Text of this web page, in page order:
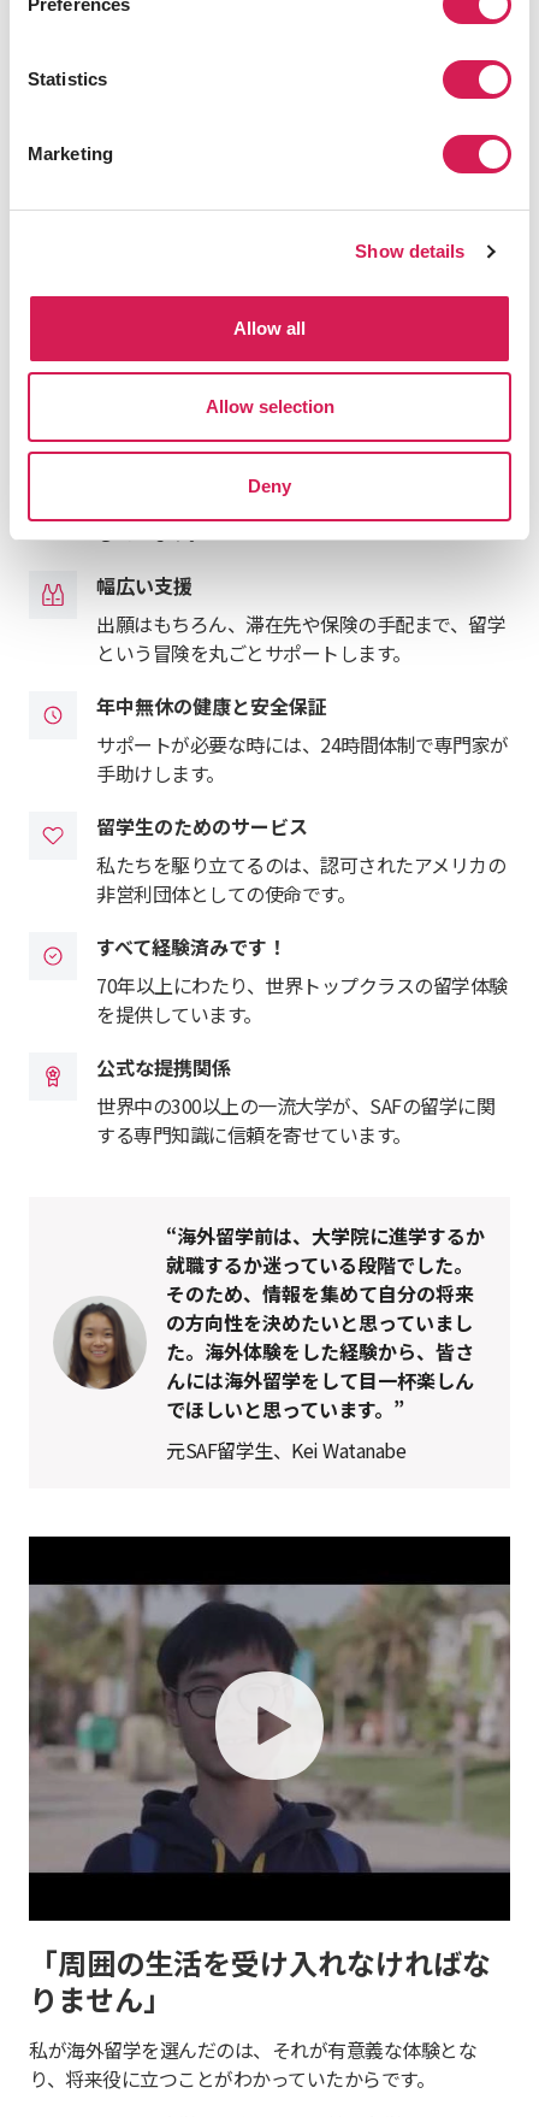
Statistics
Marketing
Show details
Allow all
Allow selection
Deny
SAFの学生が得られるメリット
留学生の目的地と留学先大学を徹底的に知り尽く
幅広い支援
出願はもちろん、滞在先や保険の手配まで、留学
という冒険を丸ごとサポートします。
年中無休の健康と安全保証
サポートが必要な時には、24時間体制で専門家が
手助けします。
留学生のためのサービス
私たちを駆り立てるのは、認可されたアメリカの
非営利団体としての使命です。
すべて経験済みです！
70年以上にわたり、世界トップクラスの留学体験
を提供しています。
公式な提携関係
世界中の300以上の一流大学が、SAFの留学に関
する専門知識に信頼を寄せています。
“海外留学前は、大学院に進学するか
就職するか迷っている段階でした。
そのため、情報を集めて自分の将来
の方向性を決めたいと思っていまし
た。海外体験をした経験から、皆さ
んには海外留学をして目一杯楽しん
でほしいと思っています。”
元SAF留学生、Kei Watanabe
play
「周囲の生活を受け入れなければな
りません」
私が海外留学を選んだのは、それが有意義な体験とな
り、将来役に立つことがわかっていたからです。